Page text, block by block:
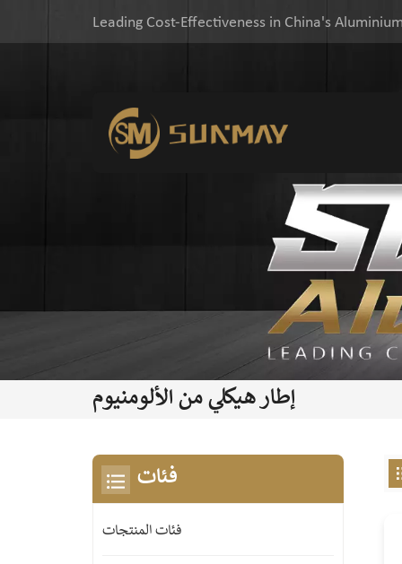
Leading Cost-Effectiveness in China's
إطار هيكلي من الألومنيوم
فئات
فئات المنتجات